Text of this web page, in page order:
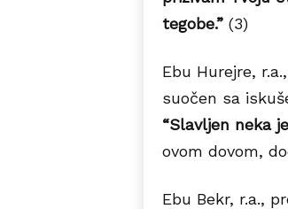
tegobe.”(3)
Ebu Hurejre,
suočen sa
“Slavljen neka
ovom dovom,
Ebu Bekr, r.a.,